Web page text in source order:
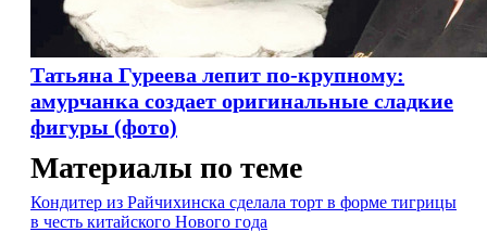
Татьяна Гуреева лепит по-крупному:
амурчанка создает оригинальные сладкие
фигуры (фото)
Материалы по теме
Кондитер из Райчихинска сделала торт в форме тигрицы
в честь китайского Нового года